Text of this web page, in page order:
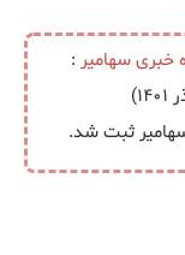
خبریسهامیر :
ثبت شد.